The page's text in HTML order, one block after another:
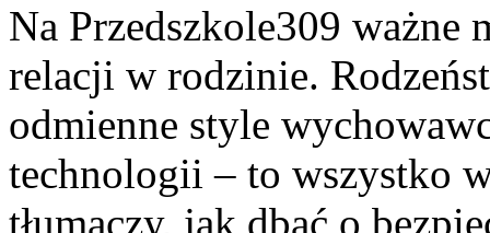
Na Przedszkole309 ważne
relacji w rodzinie.
odmienne style
technologii – to wszystko
tłumaczy, jak dbać o